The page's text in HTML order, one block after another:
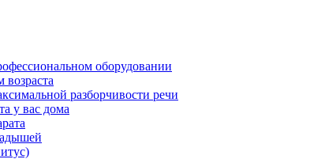
оборудовании
возраста
разборчивости речи
у вас дома